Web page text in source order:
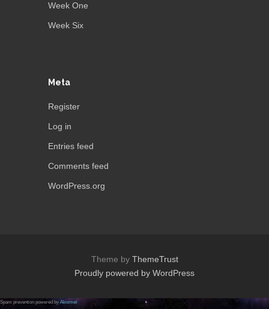
Week One
Week Six
Meta
Register
Log in
Entries feed
Comments feed
WordPress.org
Theme by ThemeTrust
Proudly powered by WordPress
Spam prevention powered by Akismet